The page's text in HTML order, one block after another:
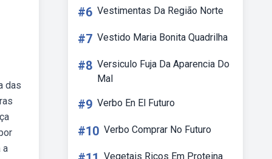
das
a
#6 Vestimentas Da Região Norte
#7 Vestido Maria Bonita Quadrilha
#8 Versiculo Fuja Da Aparencia Do
Mal
#9 Verbo En El Futuro
#10 Verbo Comprar No Futuro
Vegetais Ricos Em Proteina